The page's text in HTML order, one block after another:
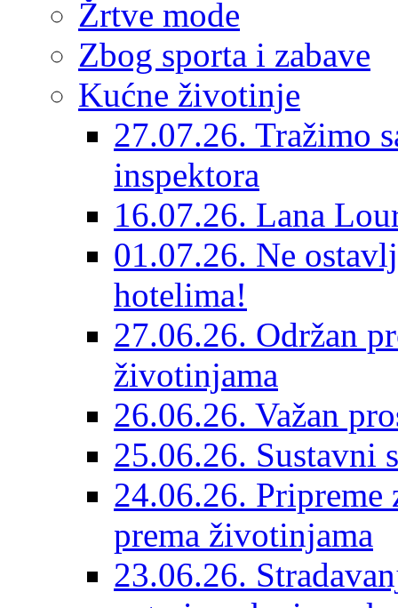
Žrtve mode
Zbog sporta i zabave
Kućne životinje
27.07.26. Tražimo
inspektora
16.07.26. Lana
01.07.26. Ne
hotelima!
27.06.26. Održan
životinjama
26.06.26. Važan
25.06.26. Sustavni
24.06.26.
prema životinjama
23.06.26.